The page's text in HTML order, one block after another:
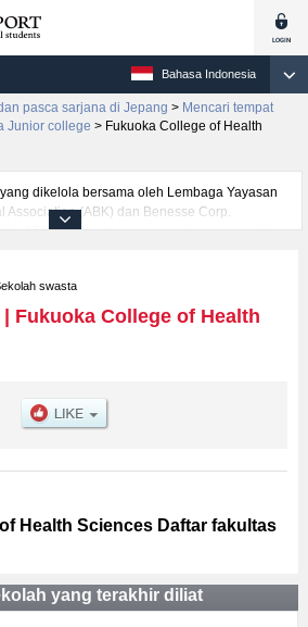
Bahasa Indonesia
pasca sarjana di Jepang > Mencari tempat
Junior college > Fukuoka College of Health
dikelola bersama oleh Lembaga Yayasan
Association (ABK) dan Benesse Corp.
1300 universitas, pascasarjana, universitas
seperti , serta berbagai informasi yang
mancanegara seperti kuota untuk jumlah
ujian masuk mahasiswa(i) mancanegara,
prasarana kampus, akses jalan, dan
swasta
Fukuoka College of Health
Health Sciences Daftar fakultas
yang terakhir diliat